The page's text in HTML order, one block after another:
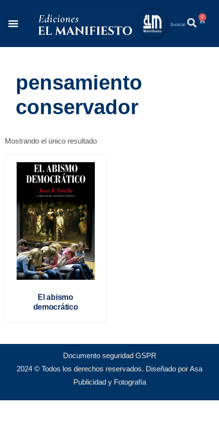
0
pensamiento
conservador
Mostrando el único resultado
El abismo
democrático
Documento seguridad GSPR
2024 © Todos los derechos reservados. Diseñado por Asa
Publicidad y Fotografía